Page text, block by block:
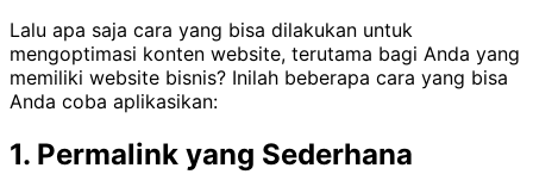
Lalu apa saja cara yang bisa dilakukan untuk
mengoptimasi konten website, terutama bagi Anda yang
memiliki website bisnis? Inilah beberapa cara yang bisa
Anda coba aplikasikan:
1. Permalink yang Sederhana